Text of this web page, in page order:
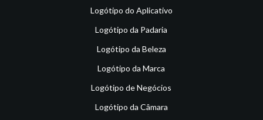
Logótipo do Aplicativo
Logótipo da Padaria
Logótipo da Beleza
Logótipo da Marca
Logótipo de Negócios
Logótipo da Câmara